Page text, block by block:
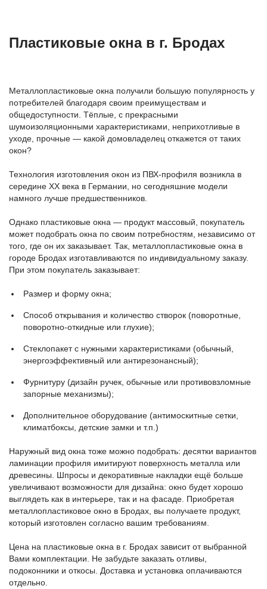
Пластиковые окна в г. Бродах
Металлопластиковые окна получили большую популярность у
потребителей благодаря своим преимуществам и
общедоступности. Тёплые, с прекрасными
шумоизоляционными характеристиками, неприхотливые в
уходе, прочные — какой домовладелец откажется от таких
окон?
Технология изготовления окон из ПВХ-профиля возникла в
середине ХХ века в Германии, но сегодняшние модели
намного лучше предшественников.
Однако пластиковые окна — продукт массовый, покупатель
может подобрать окна по своим потребностям, независимо от
того, где он их заказывает. Так, металлопластиковые окна в
городе Бродах изготавливаются по индивидуальному заказу.
При этом покупатель заказывает:
Размер и форму окна;
Способ открывания и количество створок (поворотные,
поворотно-откидные или глухие);
Стеклопакет с нужными характеристиками (обычный,
энергоэффективный или антирезонансный);
Фурнитуру (дизайн ручек, обычные или противовзломные
запорные механизмы);
Дополнительное оборудование (антимоскитные сетки,
климатбоксы, детские замки и т.п.)
Наружный вид окна тоже можно подобрать: десятки вариантов
ламинации профиля имитируют поверхность металла или
древесины. Шпросы и декоративные накладки ещё больше
увеличивают возможности для дизайна: окно будет хорошо
выглядеть как в интерьере, так и на фасаде. Приобретая
металлопластиковое окно в Бродах, вы получаете продукт,
который изготовлен согласно вашим требованиям.
Цена на пластиковые окна в г. Бродах зависит от выбранной
Вами комплектации. Не забудьте заказать отливы,
подоконники и откосы. Доставка и установка оплачиваются
отдельно.